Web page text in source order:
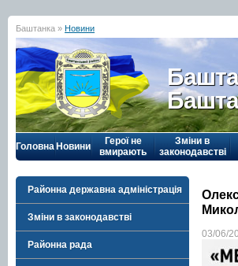
Баштанка » Новини
Головна Новини
Герої не
вмирають
Зміни в
законодавстві
Районна державна адміністрація
Зміни в законодавстві
Районна рада
03/06/